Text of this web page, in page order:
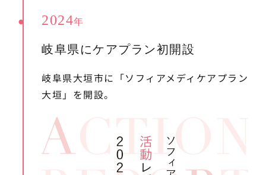
2024年
岐阜県にケアプラン初開設
岐阜県大垣市に「ソフィアメディケアプラン
大垣」を開設。